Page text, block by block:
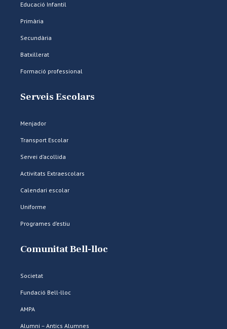
Educació Infantil
Primària
Secundària
Batxillerat
Formació professional
Serveis Escolars
Menjador
Transport Escolar
Servei d’acollida
Activitats Extraescolars
Calendari escolar
Uniforme
Programes d’estiu
Comunitat Bell-lloc
Societat
Fundació Bell-lloc
AMPA
Alumni – Antics Alumnes